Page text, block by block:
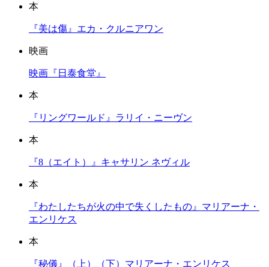
本
『美は傷』エカ・クルニアワン
映画
映画『日泰食堂』
本
『リングワールド』ラリイ・ニーヴン
本
『8（エイト）』キャサリン ネヴィル
本
『わたしたちが火の中で失くしたもの』マリアーナ・
エンリケス
本
『秘儀』（上）（下）マリアーナ・エンリケス